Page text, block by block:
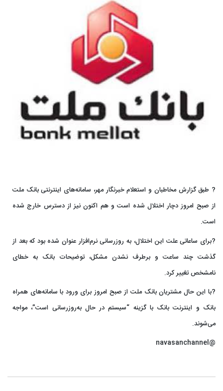
? طبق گزارش مخاطبان و استعلام خبرنگار مهر، سامانه‌های اینترنتی بانک ملت
از صبح امروز دچار اختلال شده است و هم اکنون نیز از دسترس خارج شده
است.
?برای ساعاتی علت این اختلال، به روزرسانی نرم‌افزار عنوان شده بود که بعد از
گذشت چند ساعت و برطرف نشدن مشکل، توضیحات بانک به خطای
نامشخص تغییر کرد.
?با این حال مشتریان بانک ملت از صبح امروز برای ورود با سامانه‌های همراه
بانک و اینترنت بانک با گزینه “سیستم در حال به‌روزرسانی است”، مواجه
می‌شوند.
@navasanchannel